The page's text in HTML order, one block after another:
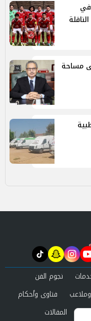
في
مساحة
خدمة طبية
youtube
instagram
snapchat
tiktok
نجوم الفن
فتاوى وأحكام
المقالات